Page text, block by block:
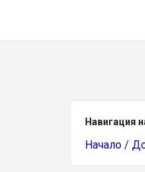
Навигация
Начало /